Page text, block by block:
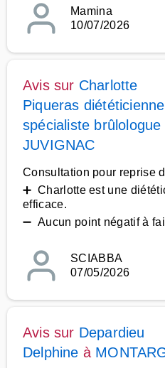
Mamina
10/07/2026
Avis sur Charlotte
Piqueras diététicienne
spécialiste brûlologue
JUVIGNAC
Consultation pour reprise
➕ Charlotte est une
efficace.
➖ Aucun point négatif à
SCIABBA
07/05/2026
Avis sur Depardieu
Delphine à